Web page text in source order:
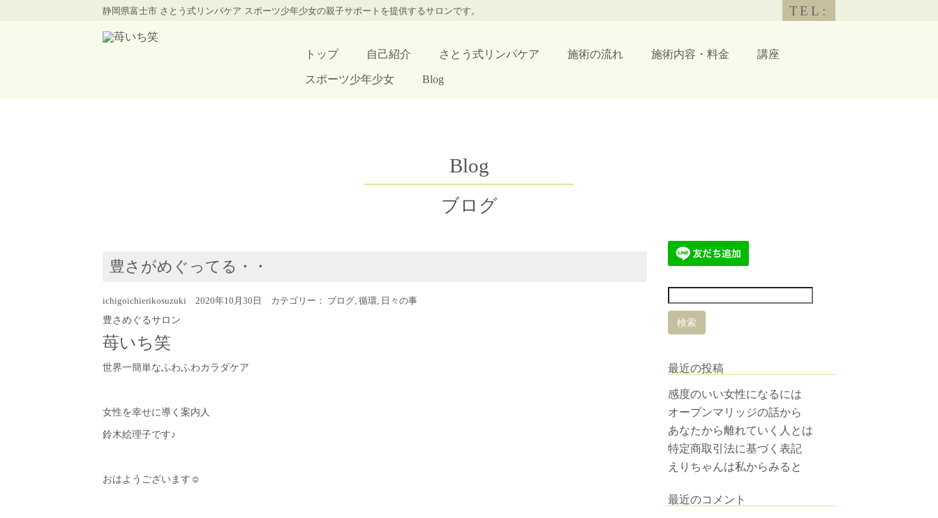
静岡県富士市 さとう式リンパケア スポーツ少年少女の親子サポートを提供するサロンです。 TEL:
トップ 自己紹介 さとう式リンパケア 施術の流れ 施術内容・料金 講座
スポーツ少年少女 Blog
Blog
ブログ
豊さがめぐってる・・
ichigoichierikosuzuki 2020年10月30日 カテゴリー： ブログ, 循環, 日々の事
豊さめぐるサロン
苺いち笑
世界一簡単なふわふわカラダケア
女性を幸せに導く案内人
鈴木絵理子です♪
おはようございます☺︎
最近の投稿
感度のいい女性になるには
オープンマリッジの話から
あなたから離れていく人とは
特定商取引法に基づく表記
えりちゃんは私からみると
最近のコメント